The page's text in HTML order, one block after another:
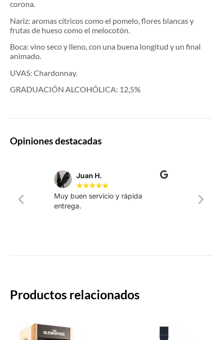
corona.
Nariz: aromas cítricos como el pomelo, flores blancas y
frutas de hueso como el melocotón.
Boca: vino seco y lleno, con una buena longitud y un final
animado.
UVAS: Chardonnay.
GRADUACIÓN ALCOHÓLICA: 12,5%
Opiniones destacadas
Juan H.
★★★★★
Muy buen servicio y rápida
entrega.
La
Productos relacionados